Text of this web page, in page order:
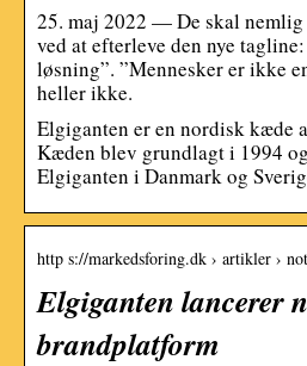
25. maj 2022 — De skal nemlig
ved at efterleve den nye
løsning”. ”Mennesker er ikke
heller ikke.
Elgiganten er en nordisk kæde
Kæden blev grundlagt i 1994
Elgiganten i Danmark og
http s://markedsforing.dk › artikler ›
Elgiganten lancerer
brandplatform